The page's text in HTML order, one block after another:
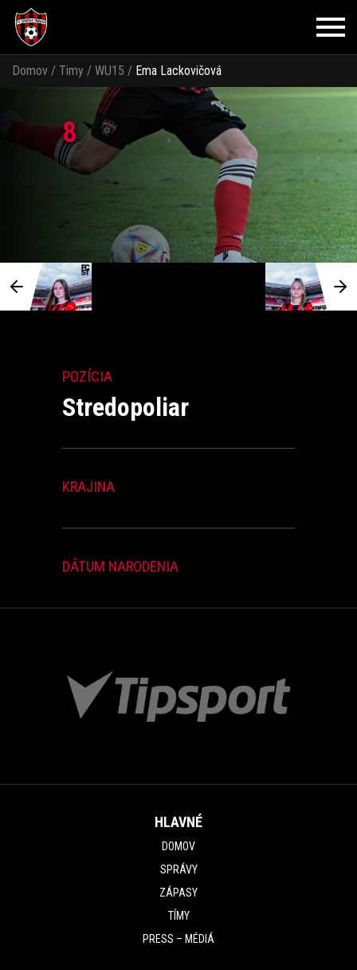
Domov / Timy / WU15 / Ema Lackovičová
8
POZÍCIA
Stredopoliar
KRAJINA
DÁTUM NARODENIA
HLAVNÉ
DOMOV
SPRÁVY
ZÁPASY
TÍMY
PRESS – MÉDIÁ